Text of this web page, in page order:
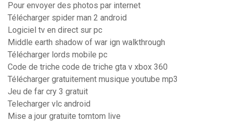
Pour envoyer des photos par internet
Télécharger spider man 2 android
Logiciel tv en direct sur pc
Middle earth shadow of war ign walkthrough
Télécharger lords mobile pc
Code de triche code de triche gta v xbox 360
Télécharger gratuitement musique youtube mp3
Jeu de far cry 3 gratuit
Telecharger vlc android
Mise a jour gratuite tomtom live